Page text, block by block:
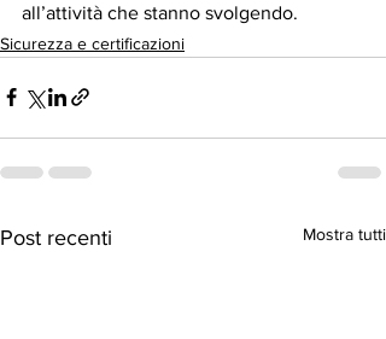
all’attività che stanno svolgendo.
Sicurezza e certificazioni
Post recenti Mostra tutti